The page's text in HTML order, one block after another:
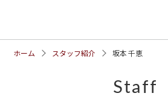
ホーム スタッフ紹介 坂本 千恵
Staff